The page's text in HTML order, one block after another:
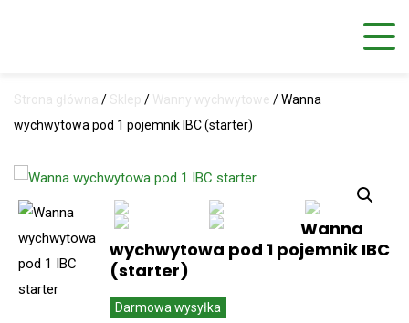
Strona główna / Sklep / Wanny wychwytowe /Wanna
wychwytowa pod 1 pojemnik IBC (starter)
Wanna
wychwytowa pod 1 pojemnik IBC
(starter)
Darmowa wysyłka